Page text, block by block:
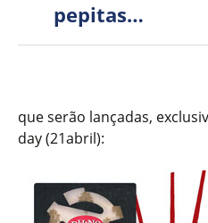
pepitas…
que serão lançadas,
day (21abril):